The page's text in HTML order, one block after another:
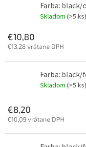
Farba: black/
Skladom (>5 ks)
€10,80
€13,28 vrátane DPH
Farba: black/
Skladom (>5 ks)
€8,20
€10,09 vrátane DPH